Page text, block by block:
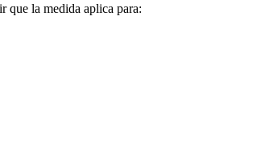
que la medida aplica para: